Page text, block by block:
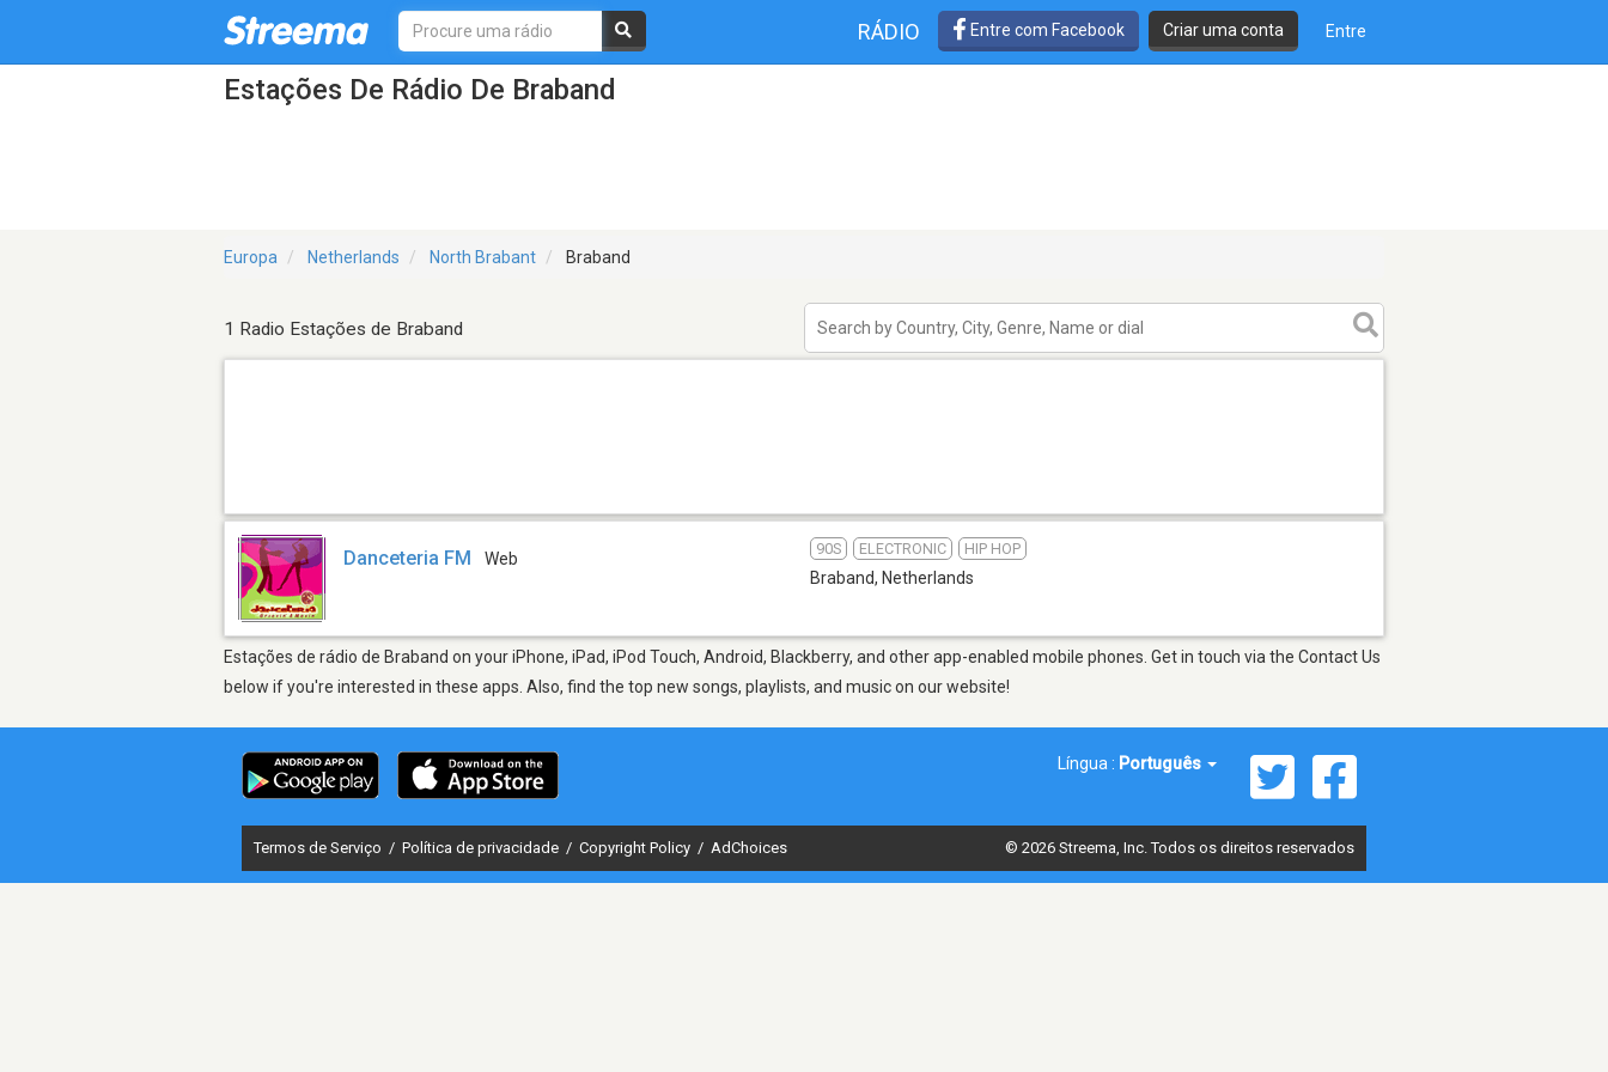
RÁDIO Entre com Facebook Criar uma conta Entre
Estações De Rádio De Braband
Europa Netherlands North Brabant Braband
1 Radio Estações de Braband
Danceteria FM Web
90S ELECTRONIC HIP HOP
Braband, Netherlands
Estações de rádio de Braband on your iPhone, iPad, iPod Touch, Android, Blackberry, and other app-enabled mobile phones. Get in touch via the Contact Us
below if you're interested in these apps. Also, find the top new songs, playlists, and music on our website!
Língua : Português
Termos de Serviço / Política de privacidade / Copyright Policy / AdChoices © 2026 Streema, Inc. Todos os direitos reservados